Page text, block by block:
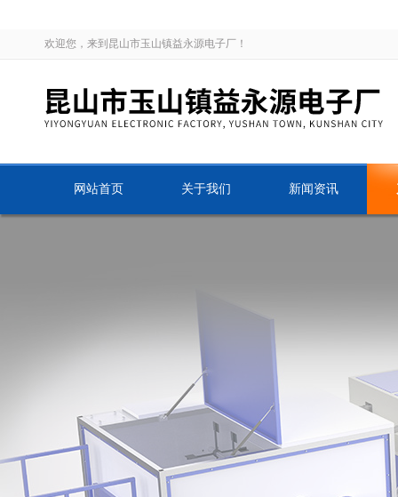
欢迎您，来到昆山市玉山镇益永源电子厂！
网站首页 关于我们 新闻资讯